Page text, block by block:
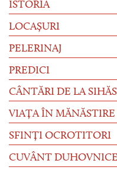
ISTORIA
LOCAȘURI
PELERINAJ
PREDICI
CÂNTĂRI DE LA
VIAȚA ÎN MĂNĂSTIRE
SFINȚI OCROTITORI
CUVÂNT